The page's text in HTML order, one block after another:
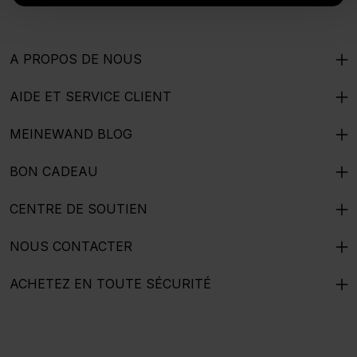
A PROPOS DE NOUS
AIDE ET SERVICE CLIENT
MEINEWAND BLOG
BON CADEAU
CENTRE DE SOUTIEN
NOUS CONTACTER
ACHETEZ EN TOUTE SÉCURITÉ